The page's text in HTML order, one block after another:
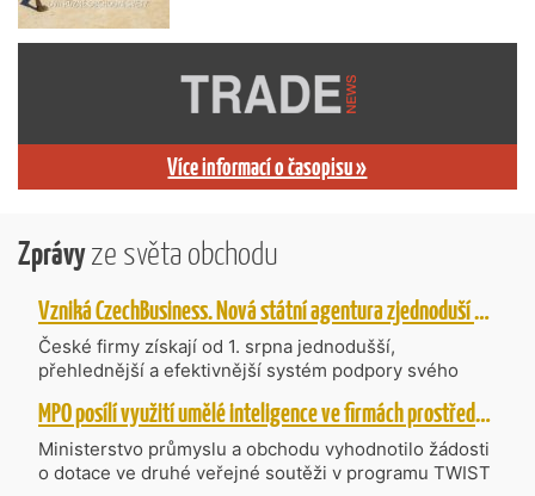
Více informací o časopisu »
Zprávyze světa obchodu
Vzniká CzechBusiness. Nová státní agentura zjednoduší podporu českých firem
České firmy získají od 1. srpna jednodušší,
přehlednější a efektivnější systém podpory svého
CzechBusiness, která propojuje dosavadní
kompetence agentur CzechTrade a CzechInvest.
Firmám nabídne jednoho partnera pro rozvoj od
inovací až po zahraniční expanzi.
MPO posílí využití umělé inteligence ve firmách prostřednictvím 40 projektů z programu TWIST
Ministerstvo průmyslu a obchodu vyhodnotilo žádosti
o dotace ve druhé veřejné soutěži v programu TWIST